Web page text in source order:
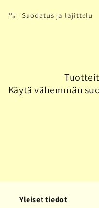
o
a
Suodatus ja lajittelu
Käytä vähemmän
Yleiset tiedot